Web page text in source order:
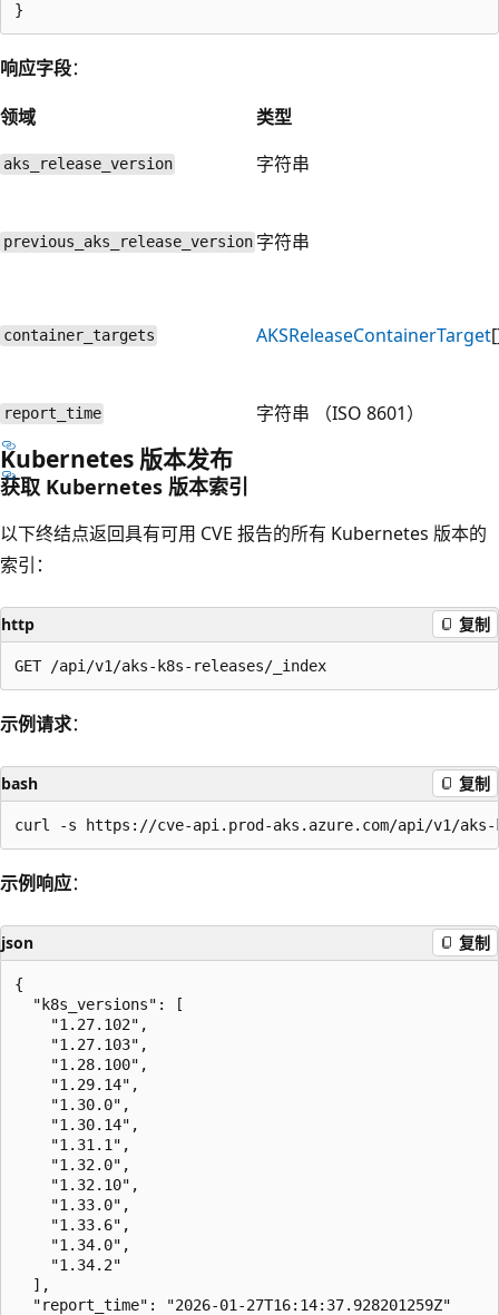
响应字段：
领域
类型
aks_release_version 字符串
previous_aks_release_version 字符串
container_targets AKSReleaseContainerTarget
report_time 字符串 （ISO 8601）
Kubernetes 版本发布
获取 Kubernetes 版本索引
以下终结点返回具有可用 CVE 报告的所有 Kubernetes 版本的
索引：
http 复制
示例请求：
bash 复制
示例响应：
json 复制
{
  "k8s_versions": [
    "1.27.102",
    "1.27.103",
    "1.28.100",
    "1.29.14",
    "1.30.0",
    "1.30.14",
    "1.31.1",
    "1.32.0",
    "1.32.10",
    "1.33.0",
    "1.33.6",
    "1.34.0",
    "1.34.2"
  ],
  "report_time": "2026-01-27T16:14:37.928201259Z"